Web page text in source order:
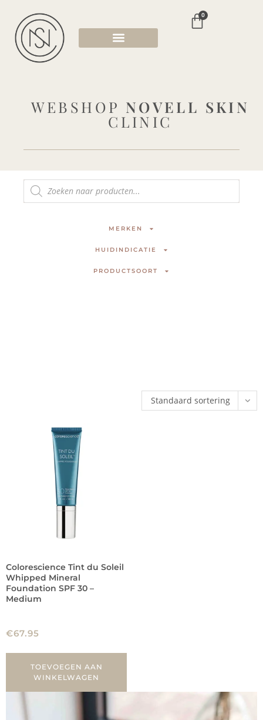
0
WEBSHOP NOVELL SKIN
CLINIC
MERKEN
HUIDINDICATIE
PRODUCTSOORT
Standaard sortering
Colorescience Tint du Soleil
Whipped Mineral
Foundation SPF 30 –
Medium
€67.95
TOEVOEGEN AAN
WINKELWAGEN